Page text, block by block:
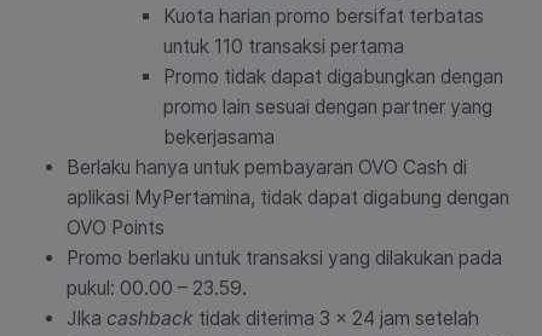
Kuota harian promo bersifat terbatas
untuk 110 transaksi pertama
Promo tidak dapat digabungkan dengan
promo lain sesuai dengan partner yang
bekerjasama
Berlaku hanya untuk pembayaran OVO Cash di
aplikasi MyPertamina, tidak dapat digabung dengan
OVO Points
Promo berlaku untuk transaksi yang dilakukan pada
pukul: 00.00 – 23.59.
JIka cashback tidak diterima 3 x 24 jam setelah